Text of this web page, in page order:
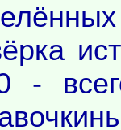
-